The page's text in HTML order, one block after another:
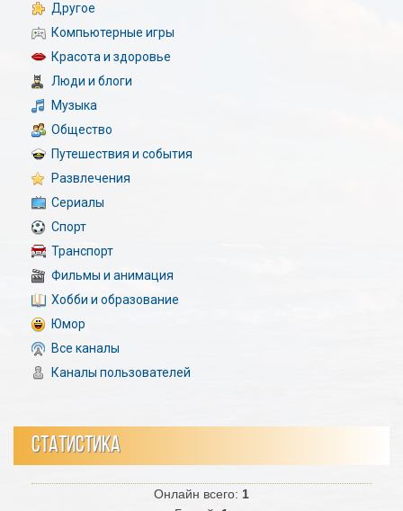
Другое
Компьютерные игры
Красота и здоровье
Люди и блоги
Музыка
Общество
Путешествия и события
Развлечения
Сериалы
Спорт
Транспорт
Фильмы и анимация
Хобби и образование
Юмор
Все каналы
Каналы пользователей
СТАТИСТИКА
Онлайн всего: 1